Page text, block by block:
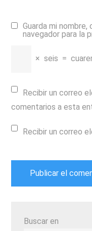
Guarda mi
navegador para la
× seis =
Recibir un correo
comentarios a esta
Recibir un correo
Buscar en